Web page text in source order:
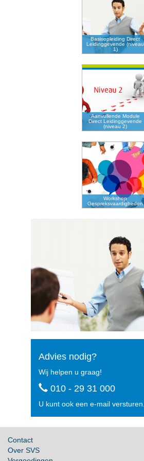
Basisopleiding Direct
Leidinggevende (niveau
1)
Aanvullende Module
Direct Leidinggevende
(niveau 2)
Workshop
Gespreksvaardigheden
Advies nodig?
Wij helpen u graag!
010 - 29 31 000
U kunt ook een e-mail versturen.
Contact
Over SVS